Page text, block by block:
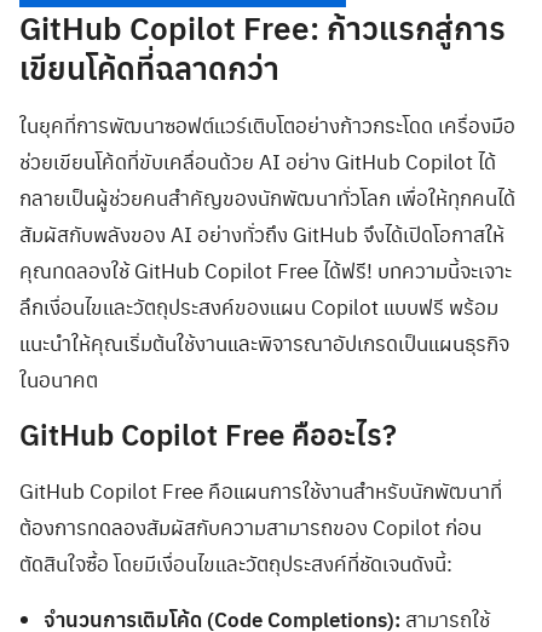
GitHub Copilot Free: ก้าวแรกสู่การ
เขียนโค้ดที่ฉลาดกว่า
ในยุคที่การพัฒนาซอฟต์แวร์เติบโตอย่างก้าวกระโดด เครื่องมือ
ช่วยเขียนโค้ดที่ขับเคลื่อนด้วย AI อย่าง GitHub Copilot ได้
กลายเป็นผู้ช่วยคนสำคัญของนักพัฒนาทั่วโลก เพื่อให้ทุกคนได้
สัมผัสกับพลังของ AI อย่างทั่วถึง GitHub จึงได้เปิดโอกาสให้
คุณทดลองใช้ GitHub Copilot Free ได้ฟรี! บทความนี้จะเจาะ
ลึกเงื่อนไขและวัตถุประสงค์ของแผน Copilot แบบฟรี พร้อม
แนะนำให้คุณเริ่มต้นใช้งานและพิจารณาอัปเกรดเป็นแผนธุรกิจ
ในอนาคต
GitHub Copilot Free คืออะไร?
GitHub Copilot Free คือแผนการใช้งานสำหรับนักพัฒนาที่
ต้องการทดลองสัมผัสกับความสามารถของ Copilot ก่อน
ตัดสินใจซื้อ โดยมีเงื่อนไขและวัตถุประสงค์ที่ชัดเจนดังนี้:
จำนวนการเติมโค้ด (Code Completions): สามารถใช้